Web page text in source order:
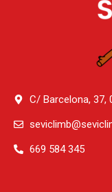
C/ Barcelona, 37,
669 584 345